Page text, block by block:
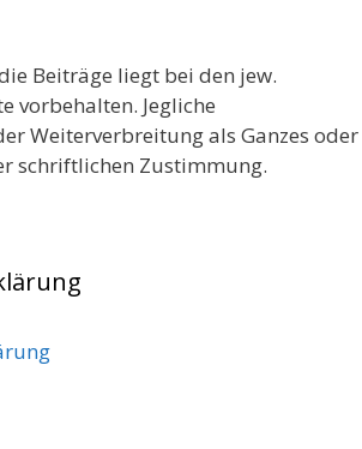
Beiträge liegt bei den jew.
vorbehalten. Jegliche
Weiterverbreitung als Ganzes oder
schriftlichen Zustimmung.